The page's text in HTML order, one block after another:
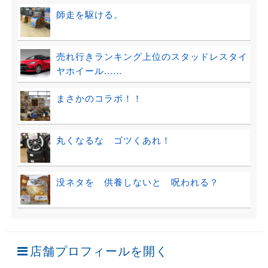
師走を駆ける。
売れ行きランキング上位のスタッドレスタイ
ヤホイール......
まさかのコラボ！！
丸くなるな ゴツくあれ！
没ネタを 供養しないと 呪われる？
店舗プロフィールを開く